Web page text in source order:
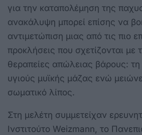
για την καταπολέμηση της
ανακάλυψη μπορεί επίσης να
αντιμετώπιση μιας από τις πιο
προκλήσεις που σχετίζονται με
θεραπείες απώλειας βάρους: τη
υγιούς μυϊκής μάζας ενώ
σωματικό λίπος.
Στη μελέτη συμμετείχαν
Ινστιτούτο Weizmann, το